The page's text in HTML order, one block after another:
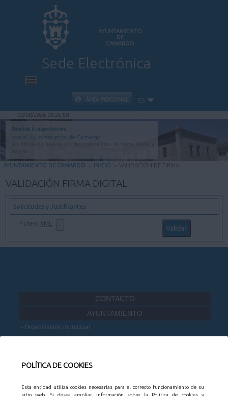
POLÍTICA DE COOKIES
Esta entidad utiliza cookies necesarias para el correcto funcionamiento de su
sitio web. Si desea ampliar información sobre la Política de cookies y
AYUNTAMIENTO
DE
CAMARGO
Sede Electrónica
INICIO
INFORMACIÓN PÚBLICA
CARPETA CIUDADANA
ÁREA PERSONAL ES
09/08/2026 06:25:58
Realiza tus gestiones
con el Ayuntamiento de Camargo
AYUNTAMIENTO DE CAMARGO > INICIO > VALIDACIÓN DE FIRMA
VALIDACIÓN FIRMA DIGITAL
Solicitudes y Justificantes
Fichero XML
CONTACTO
AYUNTAMIENTO
Organización municipal
Datos Abiertos
MUNICIPIO